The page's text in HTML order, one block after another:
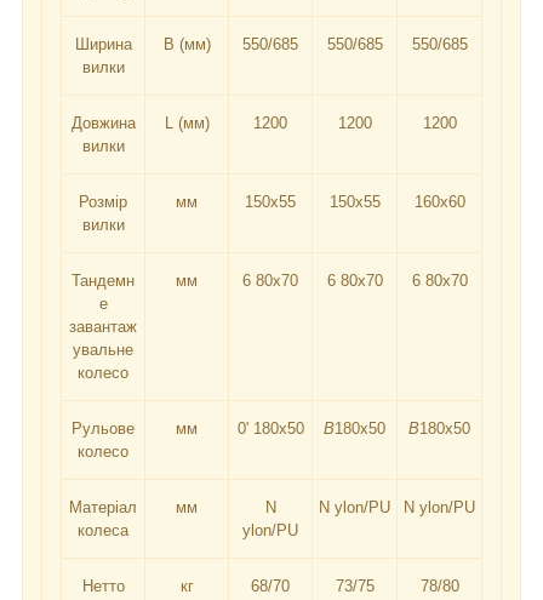
Ширина
вилки
B (мм) 550/685 550/685 550/685
Довжина
вилки
L (мм) 1200 1200 1200
Розмір
вилки
мм 150x55 150x55 160x60
Тандемн
е
завантаж
увальне
колесо
мм 6 80x70 6 80x70 6 80x70
Рульове
колесо
мм 0' 180x50 B180x50 B180x50
Матеріал
колеса
мм
N
ylon/PU
N ylon/PU N ylon/PU
Нетто кг 68/70 73/75 78/80